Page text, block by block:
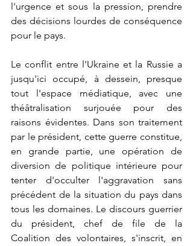
l'urgence et sous la pression, prendre
des décisions lourdes de conséquence
pour le pays.
Le conflit entre l'Ukraine et la Russie a
jusqu'ici occupé, à dessein, presque
tout l'espace médiatique, avec une
théâtralisation surjouée pour des
raisons évidentes. Dans son traitement
par le président, cette guerre constitue,
en grande partie, une opération de
diversion de politique intérieure pour
tenter d'occulter l'aggravation sans
précédent de la situation du pays dans
tous les domaines. Le discours guerrier
du président, chef de file de la
Coalition des volontaires, s'inscrit, en